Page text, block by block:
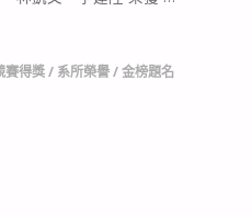
賽得獎/ 系所榮譽/金榜題名